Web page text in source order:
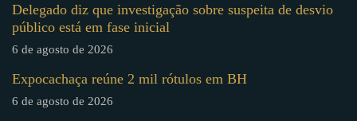
Delegado diz que investigação sobre suspeita de desvio
público está em fase inicial
6 de agosto de 2026
Expocachaça reúne 2 mil rótulos em BH
6 de agosto de 2026